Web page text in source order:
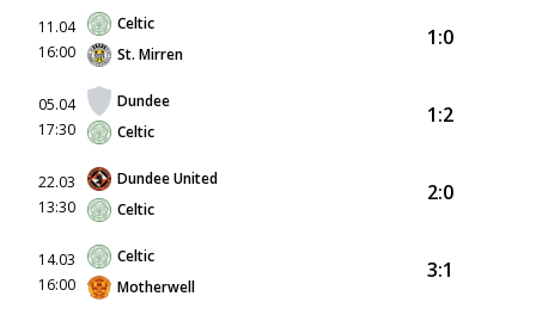
11.04
16:00
Celtic
St. Mirren
1:0
05.04
17:30
Dundee
Celtic
1:2
22.03
13:30
Dundee United
Celtic
2:0
14.03
16:00
Celtic
Motherwell
3:1